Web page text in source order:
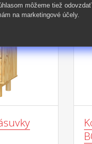
môžeme tiež
na marketingové účely.